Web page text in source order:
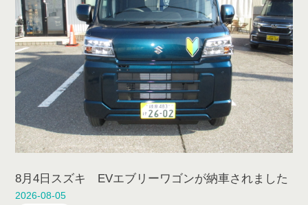
8月4日スズキ EVエブリーワゴンが納車されました
2026-08-05